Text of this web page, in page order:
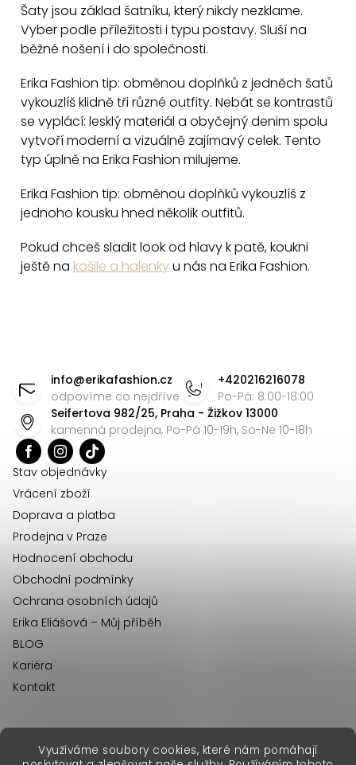
Využíváme soubory cookies, které nám pomáhají
ý
p
i
s
u
Šaty jsou základ šatníku, který nikdy nezklame.
Vyber podle příležitosti i typu postavy. Sluší na
běžné nošení i do společnosti.
Erika Fashion tip: obměnou doplňků z jedněch šatů
vykouzlíš klidně tři různé outfity. Nebát se kontrastů
se vyplácí: lesklý materiál a obyčejný denim spolu
vytvoří moderní a vizuálně zajímavý celek. Tento
typ úplně na Erika Fashion milujeme.
Erika Fashion tip: obměnou doplňků vykouzlíš z
jednoho kousku hned několik outfitů.
Pokud chceš sladit look od hlavy k patě, koukni
ještě na košile a halenkyu nás na Erika Fashion.
info@erikafashion.cz
odpovíme co nejdříve
+420216216078
Po-Pá: 8:00-18:00
Seifertova 982/25, Praha - Žižkov 13000
kamenná prodejna, Po-Pá 10-19h, So-Ne 10-18h
Stav objednávky
Vrácení zboží
Doprava a platba
Prodejna v Praze
Hodnocení obchodu
Obchodní podmínky
Ochrana osobních údajů
Erika Eliášová – Můj příběh
BLOG
Kariéra
Kontakt
erikafashion.sk